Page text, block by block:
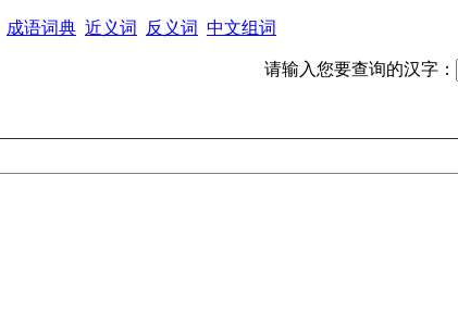
成语词典 近义词 反义词 中文组词
请输入您要查询的汉字：